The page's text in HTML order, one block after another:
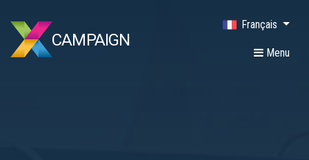
CAMPAIGN
Menu
Français